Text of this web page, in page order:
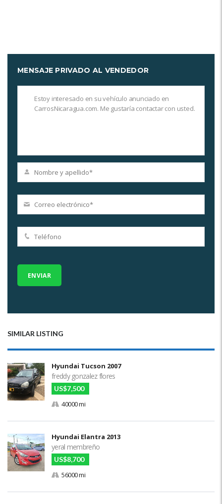
MENSAJE PRIVADO AL VENDEDOR
SIMILAR LISTING
Hyundai Tucson 2007
freddy gonzalez flores
US$7,500
40000 mi
Hyundai Elantra 2013
yeral membreño
US$8,700
56000 mi